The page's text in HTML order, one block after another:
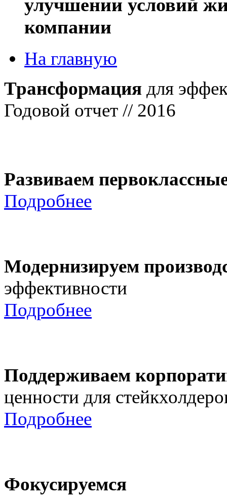
улучшении условий
компании
На главную
Трансформация для
Годовой отчет // 2016
Развиваем
Подробнее
Модернизируем
эффективности
Подробнее
Поддерживаем
ценности для
Подробнее
Фокусируемся